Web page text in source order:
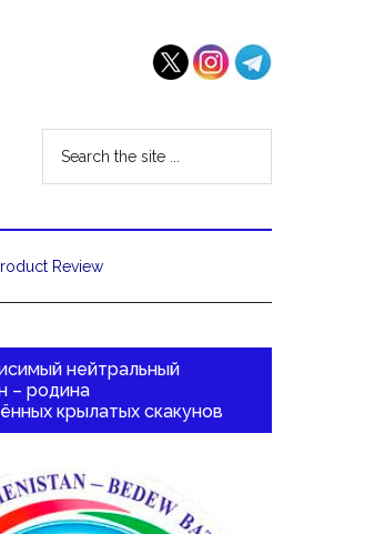
Review
нейтральный
– родина
крылатых скакунов